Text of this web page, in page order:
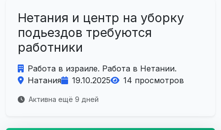
Нетания и центр на уборку
подьездов требуются
работники
Работа в израиле. Работа в Нетании.
Натания
19.10.2025 14 просмотров
Активна ещё 9 дней